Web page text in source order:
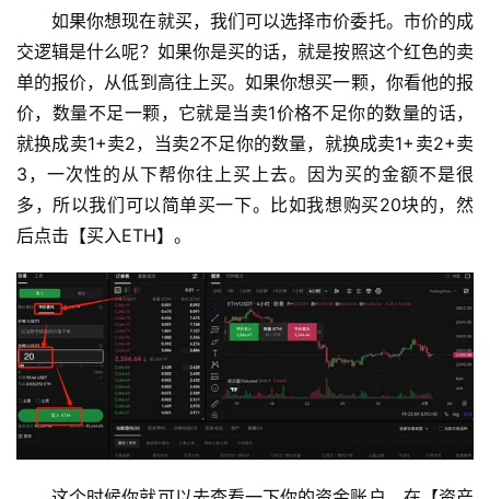
如果你想现在就买，我们可以选择市价委托。市价的成
交逻辑是什么呢？如果你是买的话，就是按照这个红色的卖
单的报价，从低到高往上买。如果你想买一颗，你看他的报
价，数量不足一颗，它就是当卖1价格不足你的数量的话，
就换成卖1+卖2，当卖2不足你的数量，就换成卖1+卖2+卖
3，一次性的从下帮你往上买上去。因为买的金额不是很
多，所以我们可以简单买一下。比如我想购买20块的，然
后点击【买入ETH】。